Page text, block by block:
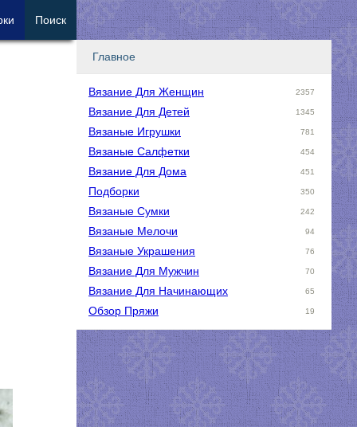
Главное
Вязание Для Женщин 2357
Вязание Для Детей 1345
Вязаные Игрушки 781
Вязаные Салфетки 454
Вязание Для Дома 451
Подборки 350
Вязаные Сумки 242
Вязаные Мелочи 94
Вязаные Украшения 76
Вязание Для Мужчин 70
Вязание Для Начинающих 65
Обзор Пряжи 19
Поиск